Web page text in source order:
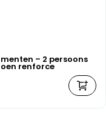
– 2 persoons
renforce